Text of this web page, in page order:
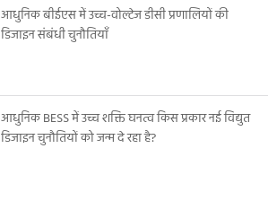
आधुनिक बीईएस में उच्च-वोल्टेज डीसी प्रणालियों की
डिजाइन संबंधी चुनौतियाँ
आधुनिक BESS में उच्च शक्ति घनत्व किस प्रकार नई विद्युत
डिजाइन चुनौतियों को जन्म दे रहा है?